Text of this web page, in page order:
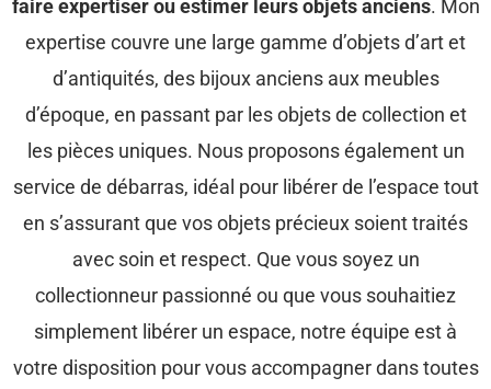
faire expertiser ou estimer leurs objets anciens. Mon
expertise couvre une large gamme d’objets d’art et
d’antiquités, des bijoux anciens aux meubles
d’époque, en passant par les objets de collection et
les pièces uniques. Nous proposons également un
service de débarras, idéal pour libérer de l’espace tout
en s’assurant que vos objets précieux soient traités
avec soin et respect. Que vous soyez un
collectionneur passionné ou que vous souhaitiez
simplement libérer un espace, notre équipe est à
votre disposition pour vous accompagner dans toutes